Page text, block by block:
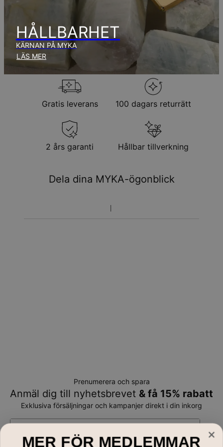
produktionstid.
Returpolicy
Observera att personliga smycken är unika och endast kan
returneras för utbyte eller butikskredit
HÅLLBARHET
KÄRNAN PÅ MYKA
LÄS MER
Gratis leverans 100 dagars returrätt
2 års garanti Hållbar tillverkning
Dela dina MYKA-ögonblick
Prenumerera och spara
Anmäl dig till nyhetsbrevet & få 15% rabatt
Exklusiva försäljningar och kampanjer direkt i din inkorg
MER FÖR MEDLEMMAR